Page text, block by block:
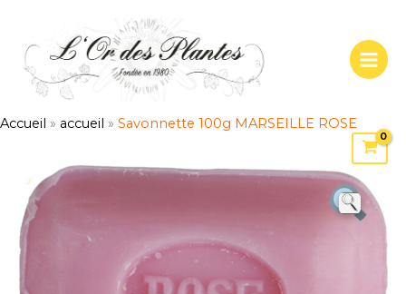
contenu
Accueil » accueil » Savonnette 100g MARSEILLE ROSE
quantité
de
Savonnette
100g
ROSE